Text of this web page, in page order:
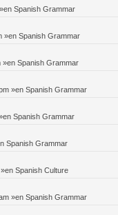
Spanish Grammar
»en Spanish Grammar
»en Spanish Grammar
»en Spanish Grammar
Spanish Grammar
Spanish Grammar
Spanish Culture
»en Spanish Grammar